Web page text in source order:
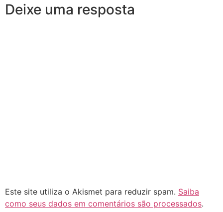
Deixe uma resposta
Este site utiliza o Akismet para reduzir spam. Saiba
como seus dados em comentários são processados.